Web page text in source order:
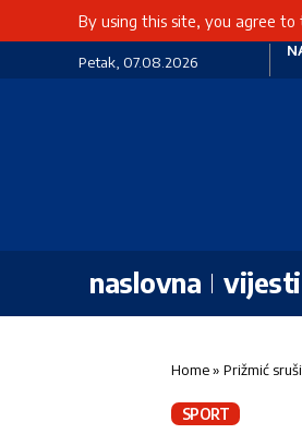
By using this site, you agree to
Petak, 07.08.2026
naslovna vijesti
Home» Prižmić
SPORT